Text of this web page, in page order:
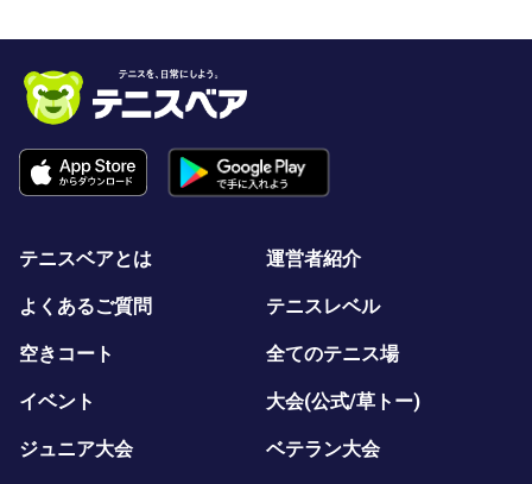
テニスベアとは 運営者紹介
よくあるご質問 テニスレベル
空きコート 全てのテニス場
イベント 大会(公式/草トー)
ジュニア大会 ベテラン大会